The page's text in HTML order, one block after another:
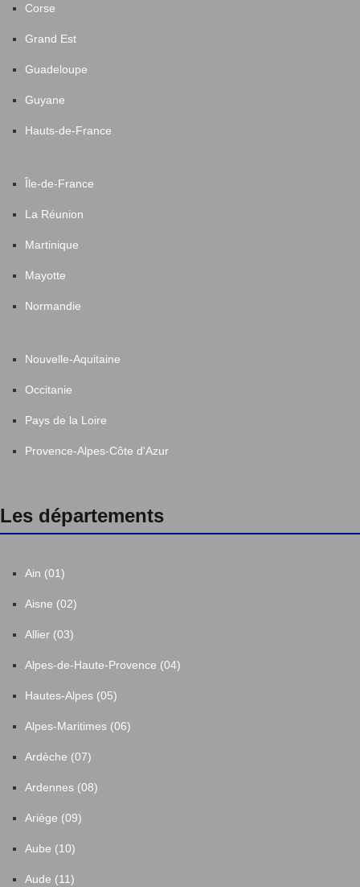
Corse
Grand Est
Guadeloupe
Guyane
Hauts-de-France
Île-de-France
La Réunion
Martinique
Mayotte
Normandie
Nouvelle-Aquitaine
Occitanie
Pays de la Loire
Provence-Alpes-Côte d'Azur
Les départements
Ain (01)
Aisne (02)
Allier (03)
Alpes-de-Haute-Provence (04)
Hautes-Alpes (05)
Alpes-Maritimes (06)
Ardèche (07)
Ardennes (08)
Ariège (09)
Aube (10)
Aude (11)